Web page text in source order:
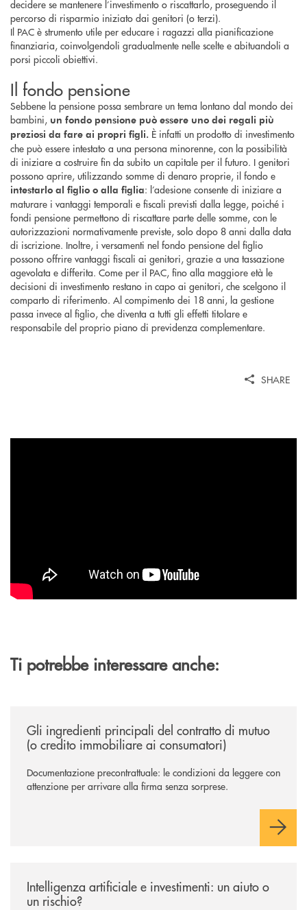
decidere se mantenere l’investimento o riscattarlo, proseguendo il
percorso di risparmio iniziato dai genitori (o terzi).
Il PAC è strumento utile per educare i ragazzi alla pianificazione
finanziaria, coinvolgendoli gradualmente nelle scelte e abituandoli a
porsi piccoli obiettivi.
Il fondo pensione
Sebbene la pensione possa sembrare un tema lontano dal mondo dei
bambini, un fondo pensione può essere uno dei regali più
preziosi da fare ai propri figli. È infatti un prodotto di investimento
che può essere intestato a una persona minorenne, con la possibilità
di iniziare a costruire fin da subito un capitale per il futuro. I genitori
possono aprire, utilizzando somme di denaro proprie, il fondo e
intestarlo al figlio o alla figlia: l’adesione consente di iniziare a
maturare i vantaggi temporali e fiscali previsti dalla legge, poiché i
fondi pensione permettono di riscattare parte delle somme, con le
autorizzazioni normativamente previste, solo dopo 8 anni dalla data
di iscrizione. Inoltre, i versamenti nel fondo pensione del figlio
possono offrire vantaggi fiscali ai genitori, grazie a una tassazione
agevolata e differita. Come per il PAC, fino alla maggiore età le
decisioni di investimento restano in capo ai genitori, che scelgono il
comparto di riferimento. Al compimento dei 18 anni, la gestione
passa invece al figlio, che diventa a tutti gli effetti titolare e
responsabile del proprio piano di previdenza complementare.
SHARE
Ti potrebbe interessare anche:
Gli ingredienti principali del contratto di mutuo
(o credito immobiliare ai consumatori)
Documentazione precontrattuale: le condizioni da leggere con
attenzione per arrivare alla firma senza sorprese.
Intelligenza artificiale e investimenti: un aiuto o
un rischio?